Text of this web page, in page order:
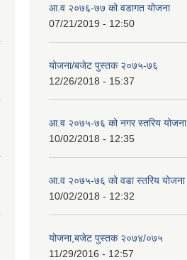
आ.व २०७६-७७ को वडागत योजना
07/21/2019 - 12:50
योजना/बजेट पुस्तक २०७५-७६
12/26/2018 - 15:37
आ.व २०७५-७६ को नगर स्तरिय योजना
10/02/2018 - 12:35
आ.व २०७५-७६ को वडा स्तरिय योजना
10/02/2018 - 12:32
योजना,बजेट पुस्तक २०७४/०७५
11/29/2016 - 12:57